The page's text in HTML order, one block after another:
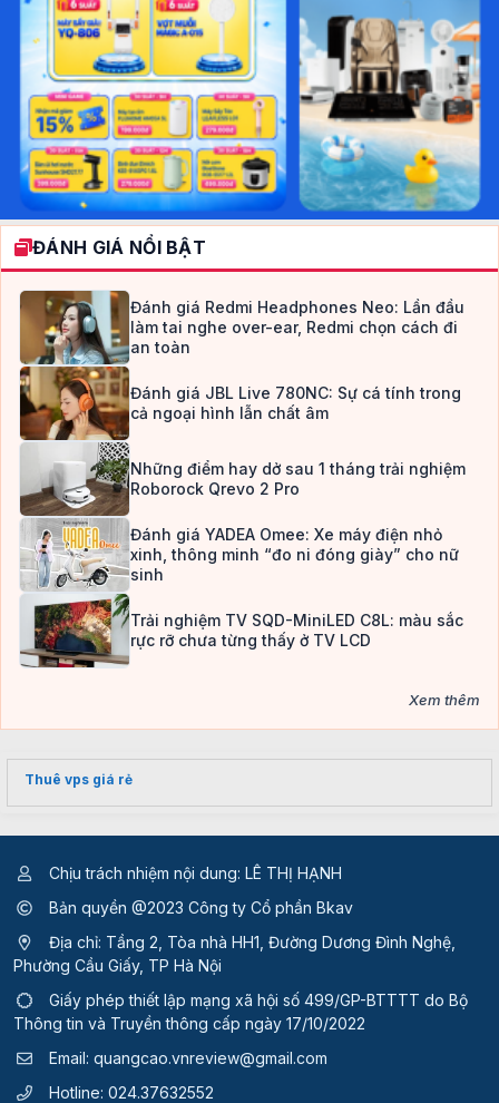
ĐÁNH GIÁ NỔI BẬT
Đánh giá Redmi Headphones Neo: Lần đầu
làm tai nghe over-ear, Redmi chọn cách đi
an toàn
Đánh giá JBL Live 780NC: Sự cá tính trong
cả ngoại hình lẫn chất âm
Những điểm hay dở sau 1 tháng trải nghiệm
Roborock Qrevo 2 Pro
Đánh giá YADEA Omee: Xe máy điện nhỏ
xinh, thông minh “đo ni đóng giày” cho nữ
sinh
Trải nghiệm TV SQD-MiniLED C8L: màu sắc
rực rỡ chưa từng thấy ở TV LCD
Xem thêm
Thuê vps giá rẻ
Chịu trách nhiệm nội dung: LÊ THỊ HẠNH
Bản quyền @2023 Công ty Cổ phần Bkav
Địa chỉ: Tầng 2, Tòa nhà HH1, Đường Dương Đình Nghệ,
Phường Cầu Giấy, TP Hà Nội
Giấy phép thiết lập mạng xã hội số 499/GP-BTTTT do Bộ
Thông tin và Truyền thông cấp ngày 17/10/2022
Email: quangcao.vnreview@gmail.com
Hotline: 024.37632552